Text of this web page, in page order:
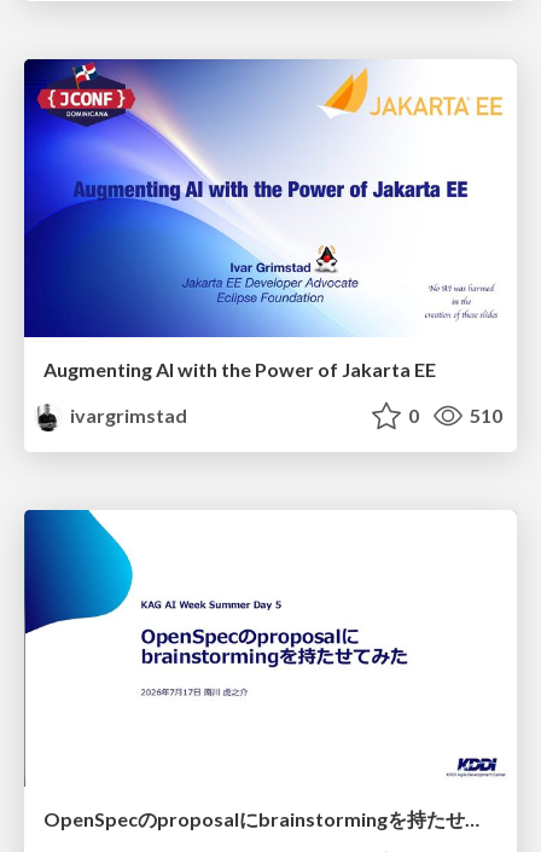
Augmenting AI with the Power of Jakarta EE
ivargrimstad
0 510
OpenSpecのproposalにbrainstormingを持たせてみた